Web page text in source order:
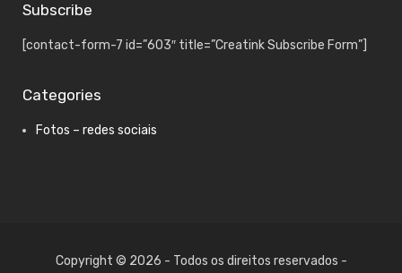
Subscribe
[contact-form-7 id=”603″ title=”Creatink Subscribe Form”]
Categories
Fotos – redes sociais
Copyright © 2026 - Todos os direitos reservados -